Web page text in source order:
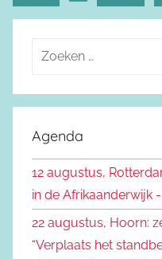
e
e
n
a
a
Agenda
12 augustus,
in de Afrikaanderwijk
22 augustus, Hoorn:
“Verplaats het